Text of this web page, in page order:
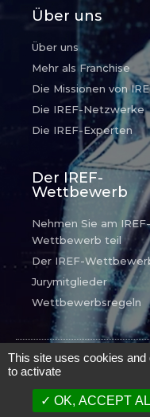
Über uns
Über uns
Mehr als Franchise
Die Missionen von
Die IREF-Netzwerke
Die IREF-Experten
Der IREF-
Wettbewerb
Nehmen Sie am IREF-
Wettbewerb teil
Der IREF-
Jurymitglieder
Wettbewerbsregeln
© IREF - Tous droits
Stolz angetrieben
This site uses cookies
to activate
OK, ACCEPT